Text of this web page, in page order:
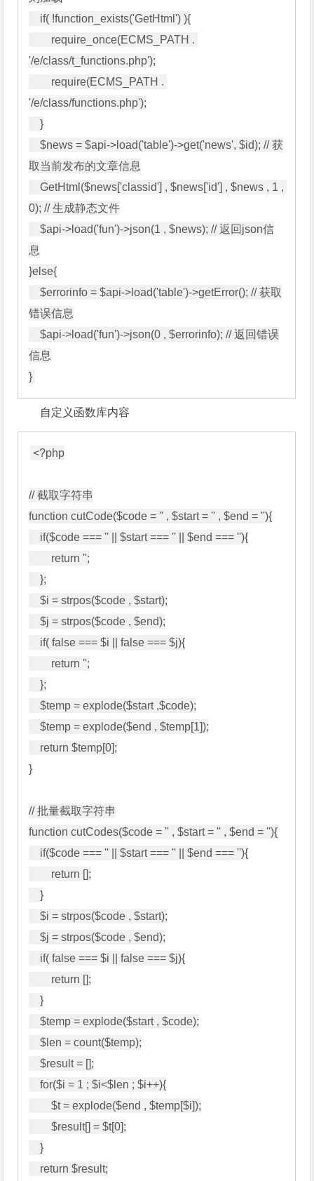
'/e/class/t_functions.php');
'/e/class/functions.php');
    }
    $news = $api->load('table')->get('news', $id); // 获
取当前发布的文章信息
    GetHtml($news['classid'] , $news['id'] , $news , 1 ,
0); // 生成静态文件
    $api->load('fun')->json(1 , $news); // 返回json信
息
}else{
    $errorinfo = $api->load('table')->getError(); // 获取
错误信息
    $api->load('fun')->json(0 , $errorinfo); // 返回错误
信息
}
自定义函数库内容
<?php
// 截取字符串
function cutCode($code = '' , $start = '' , $end = ''){
    };
    $i = strpos($code , $start);
    $j = strpos($code , $end);
    };
    $temp = explode($start ,$code);
    $temp = explode($end , $temp[1]);
}
// 批量截取字符串
function cutCodes($code = '' , $start = '' , $end = ''){
    }
    $i = strpos($code , $start);
    $j = strpos($code , $end);
    }
    $temp = explode($start , $code);
    $len = count($temp);
    $result = [];
    for($i = 1 ; $i<$len ; $i++){
        $t = explode($end , $temp[$i]);
        $result[] = $t[0];
    }